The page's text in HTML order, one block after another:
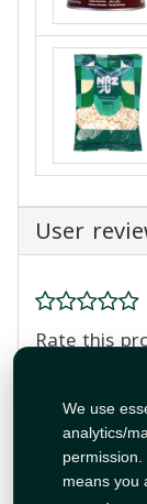
We use
analytics/
means you
User
Rate this